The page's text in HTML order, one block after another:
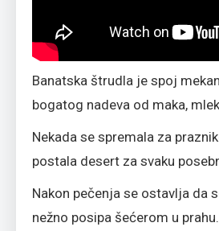
Banatska štrudla je spoj
bogatog nadeva od maka,
Nekada se spremala za
postala desert za svaku
Nakon pečenja se ostavlja da
nežno posipa šećerom u prahu.